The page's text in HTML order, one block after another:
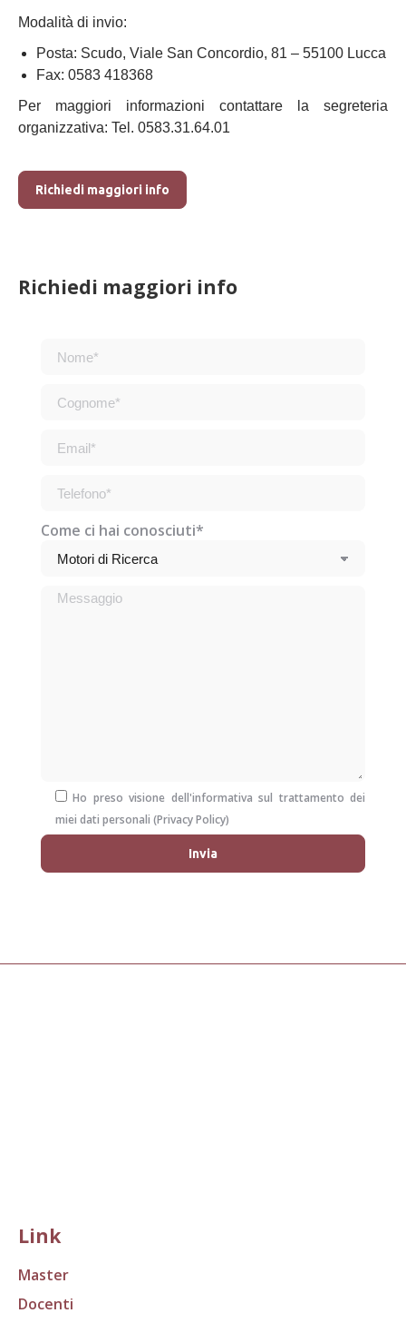
Modalità di invio:
Posta: Scudo, Viale San Concordio, 81 – 55100 Lucca
Fax: 0583 418368
Per maggiori informazioni contattare la segreteria
organizzativa: Tel. 0583.31.64.01
Richiedi maggiori info
Richiedi maggiori info
Come ci hai conosciuti*
Ho preso visione dell'informativa sul trattamento dei
miei dati personali (Privacy Policy)
Link
Master
Docenti